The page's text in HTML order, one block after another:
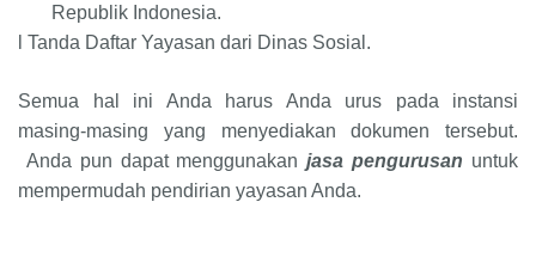
Republik Indonesia.
Tanda Daftar Yayasan dari Dinas Sosial.
Semua hal ini Anda harus Anda urus pada instansi
masing-masing yang menyediakan dokumen tersebut.
Anda pun dapat menggunakanjasa pengurusan untuk
mempermudah pendirian yayasan Anda.